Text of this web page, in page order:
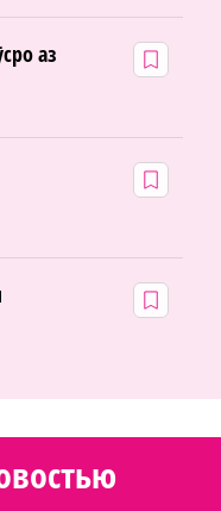
аз